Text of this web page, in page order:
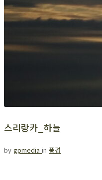
스리랑카_하늘
by gpmedia in 풍경